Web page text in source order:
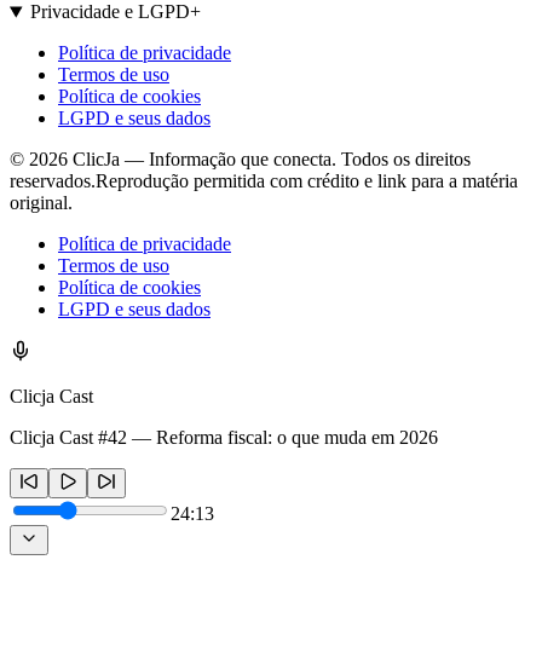
Privacidade e LGPD+
Política de privacidade
Termos de uso
Política de cookies
LGPD e seus dados
© 2026 ClicJa — Informação que conecta. Todos os direitos
reservados.Reprodução permitida com crédito e link para a matéria
original.
Política de privacidade
Termos de uso
Política de cookies
LGPD e seus dados
Clicja Cast
Clicja Cast #42 — Reforma fiscal: o que muda em 2026
24:13